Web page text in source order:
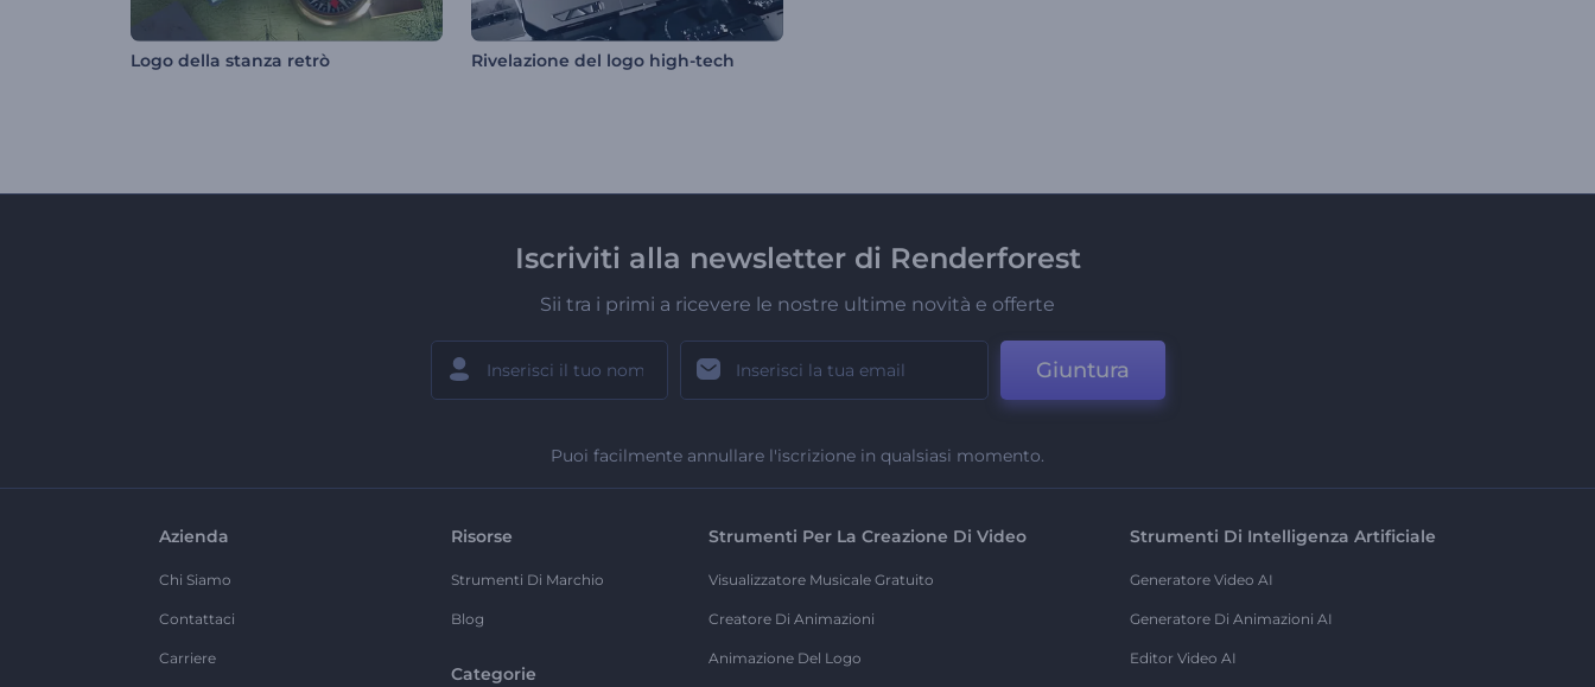
Logo della stanza retrò Rivelazione del logo high-tech
Iscriviti alla newsletter di Renderforest
Sii tra i primi a ricevere le nostre ultime novità e offerte
Giuntura
Puoi facilmente annullare l'iscrizione in qualsiasi momento.
Azienda
Chi Siamo
Contattaci
Carriere
Risorse
Strumenti Di Marchio
Blog
Categorie
Strumenti Per La Creazione Di Video
Visualizzatore Musicale Gratuito
Creatore Di Animazioni
Animazione Del Logo
Strumenti Di Intelligenza Artificiale
Generatore Video AI
Generatore Di Animazioni AI
Editor Video AI